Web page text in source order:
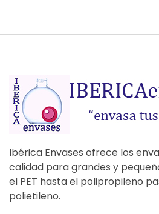
Ibérica Envases ofrece los
calidad para grandes y
el PET hasta el polipropileno
polietileno.